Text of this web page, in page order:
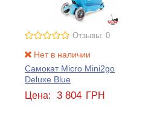
Отзывы: 0
Нет в наличии
Самокат Micro Mini2go
Deluxe Blue
Цена: 3 804 ГРН